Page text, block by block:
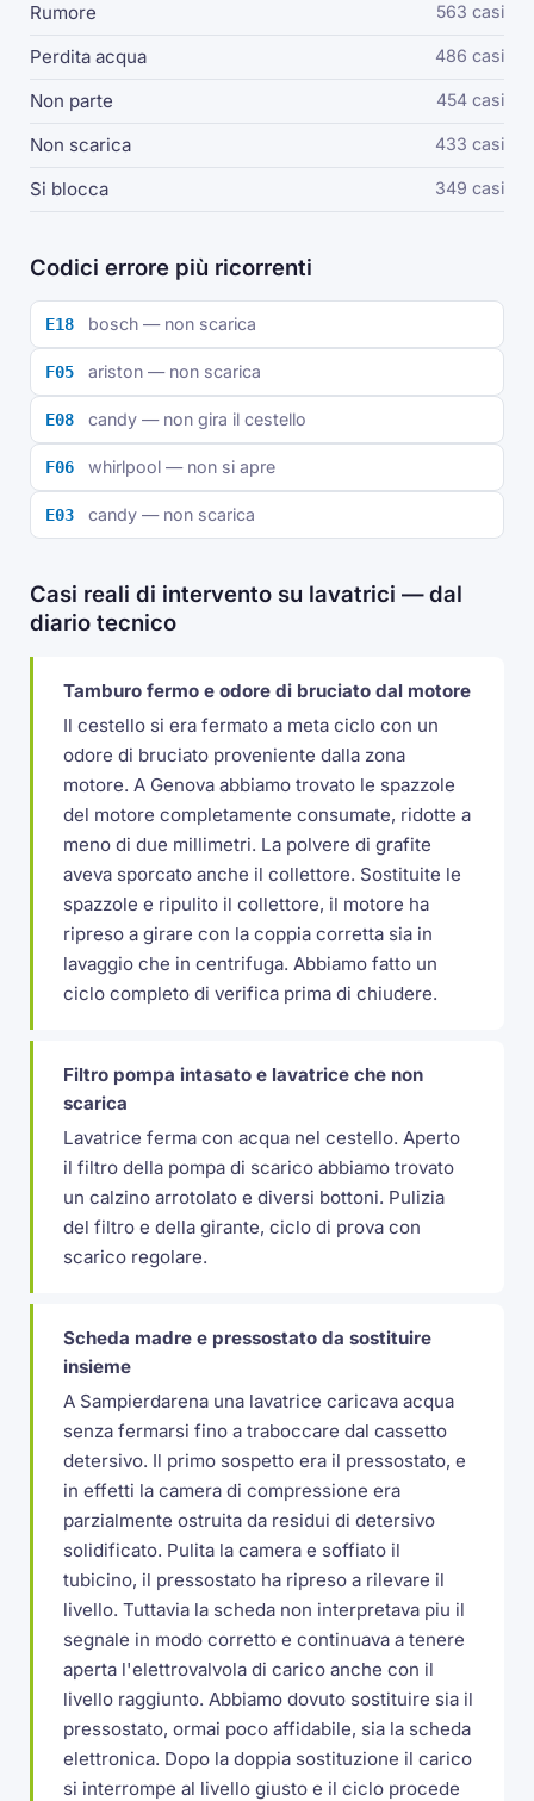
Rumore 563 casi
Perdita acqua 486 casi
Non parte 454 casi
Non scarica 433 casi
Si blocca 349 casi
Codici errore più ricorrenti
E18 bosch — non scarica
F05 ariston — non scarica
E08 candy — non gira il cestello
F06 whirlpool — non si apre
E03 candy — non scarica
Casi reali di intervento su lavatrici — dal
diario tecnico
Tamburo fermo e odore di bruciato dal motore
Il cestello si era fermato a meta ciclo con un
odore di bruciato proveniente dalla zona
motore. A Genova abbiamo trovato le spazzole
del motore completamente consumate, ridotte a
meno di due millimetri. La polvere di grafite
aveva sporcato anche il collettore. Sostituite le
spazzole e ripulito il collettore, il motore ha
ripreso a girare con la coppia corretta sia in
lavaggio che in centrifuga. Abbiamo fatto un
ciclo completo di verifica prima di chiudere.
Filtro pompa intasato e lavatrice che non
scarica
Lavatrice ferma con acqua nel cestello. Aperto
il filtro della pompa di scarico abbiamo trovato
un calzino arrotolato e diversi bottoni. Pulizia
del filtro e della girante, ciclo di prova con
scarico regolare.
Scheda madre e pressostato da sostituire
insieme
A Sampierdarena una lavatrice caricava acqua
senza fermarsi fino a traboccare dal cassetto
detersivo. Il primo sospetto era il pressostato, e
in effetti la camera di compressione era
parzialmente ostruita da residui di detersivo
solidificato. Pulita la camera e soffiato il
tubicino, il pressostato ha ripreso a rilevare il
livello. Tuttavia la scheda non interpretava piu il
segnale in modo corretto e continuava a tenere
aperta l'elettrovalvola di carico anche con il
livello raggiunto. Abbiamo dovuto sostituire sia il
pressostato, ormai poco affidabile, sia la scheda
elettronica. Dopo la doppia sostituzione il carico
si interrompe al livello giusto e il ciclo procede